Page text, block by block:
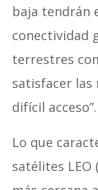
baja tendrán
conectividad
terrestres
satisfacer las
difícil acceso”.
Lo que
satélites LEO